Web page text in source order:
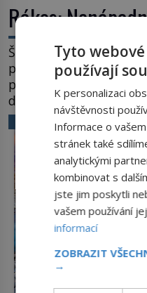
Rákos:
Šumí ve větru na
ptáky a mnozí kolem
povšimnutí. Přesto
domy, vyrábět lodě,
inspiroval řadu pověstí.
užitečná rostlina
Většina lidí vnímá
letního koupání. Stačí
VĚDA A TECHNIKA
Tyto
používají
K personalizaci
návštěvnosti
Informace o
stránek také
analytickými
kombinovat s
jste jim poskytli
vašem používání
informací
ZOBRAZIT
→